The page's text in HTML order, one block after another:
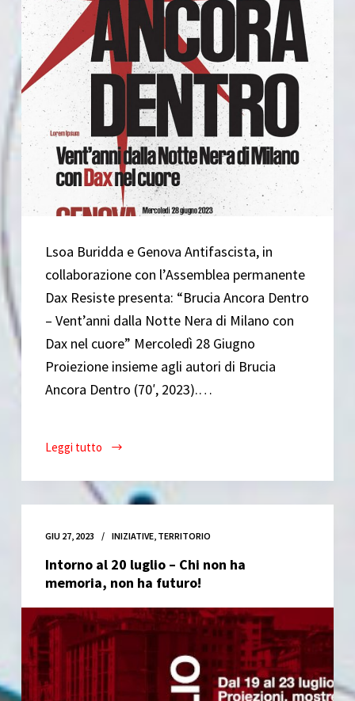
Lsoa Buridda e Genova Antifascista, in
collaborazione con l’Assemblea permanente
Dax Resiste presenta: “Brucia Ancora Dentro
– Vent’anni dalla Notte Nera di Milano con
Dax nel cuore” Mercoledì 28 Giugno
Proiezione insieme agli autori di Brucia
Ancora Dentro (70′, 2023).…
Leggi tutto
Brucia
Dentro
Vent’anni
Notte
Nera
di
Milano
con
Dax
nel
GIU 27, 2023 INIZIATIVE, TERRITORIO
Intorno al 20 luglio – Chi non ha
memoria, non ha futuro!